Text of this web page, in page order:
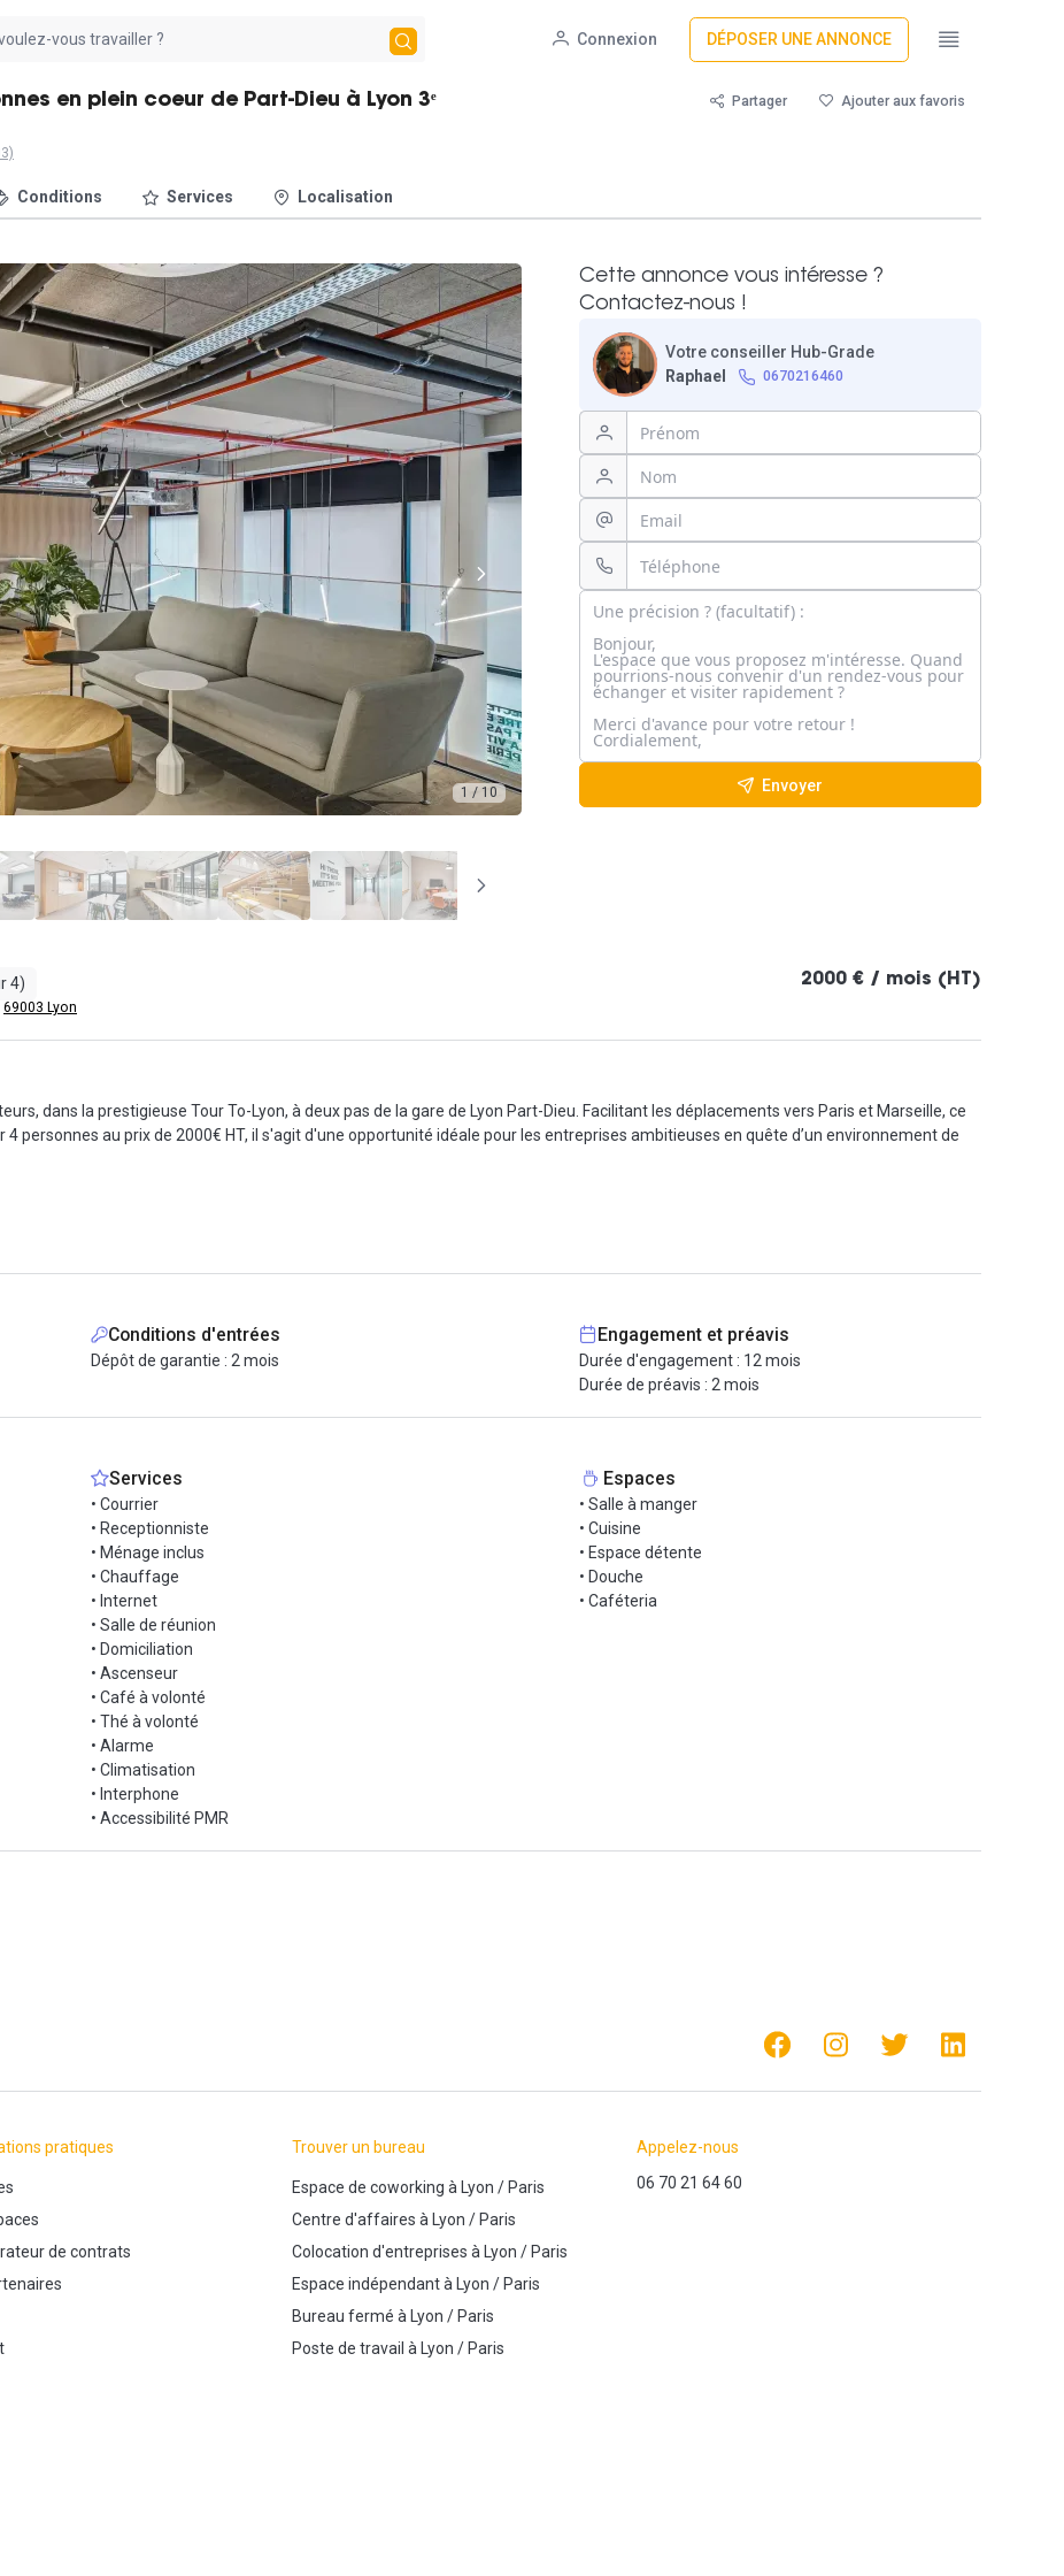
Connexion DÉPOSER UNE ANNONCE
en plein coeur de Part-Dieu à Lyon 3ᵉ Partager Ajouter aux favoris
Conditions Services Localisation
1 / 10
Cette annonce vous intéresse ?
Contactez-nous !
Votre conseiller Hub-Grade
Raphael
0670216460
Envoyer
4)
69003 Lyon
2000 € / mois (HT)
dans la prestigieuse Tour To-Lyon, à deux pas de la gare de Lyon Part-Dieu. Facilitant les déplacements vers Paris et Marseille, ce
personnes au prix de 2000€ HT, il s'agit d'une opportunité idéale pour les entreprises ambitieuses en quête d’un environnement de
Fi ultra-rapide et stable, ainsi que d’une grande flexibilité de travail. Des salles de réunion sont disponibles sur réservation, et vous
pour recevoir vos courriers et appels. Vous profiterez d’un accès aux espaces de coworking et à une mezzanine privée dans
privilégié, avec un accès à de nombreux restaurants, cafés et de multiples attractions culturelles. Une salle de sport est
travail et détente.
au centre du hub de la Part-Dieu, desservi par le métro ligne B, plusieurs lignes de bus, les tramways T1, T3, T4, et la gare Part-
et de vous implanter dans l'un des plus grands hubs d'affaires de Lyon ! Contactez-nous pour plus d'informations.
Conditions d'entrées
Dépôt de garantie : 2 mois
Engagement et préavis
Durée d'engagement : 12 mois
Durée de préavis : 2 mois
Services
• Courrier
• Receptionniste
• Ménage inclus
• Chauffage
• Internet
• Salle de réunion
• Domiciliation
• Ascenseur
• Café à volonté
• Thé à volonté
• Alarme
• Climatisation
• Interphone
• Accessibilité PMR
Espaces
• Salle à manger
• Cuisine
• Espace détente
• Douche
• Caféteria
pratiques
de contrats
Trouver un bureau
Espace de coworking à Lyon /Paris
Centre d'affaires à Lyon /Paris
Colocation d'entreprises à Lyon /Paris
Espace indépendantà Lyon /Paris
Bureau fermé à Lyon /Paris
Poste de travail à Lyon /Paris
Appelez-nous
06 70 21 64 60